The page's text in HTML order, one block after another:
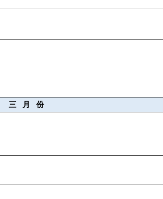
三 月 份